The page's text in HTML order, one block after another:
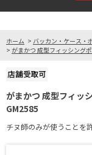
ホーム > バッカン・ケース・
> がまかつ 成型フィッシング
がまかつ 成型フィッ
GM2585
チヌ師のみが使うことを